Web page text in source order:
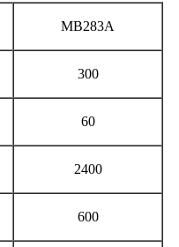
MB283A
300
60
2400
600